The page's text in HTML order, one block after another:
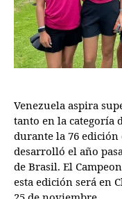
Venezuela aspira
tanto en la categoría
durante la 76 edición
desarrolló el año
de Brasil. El
esta edición será en